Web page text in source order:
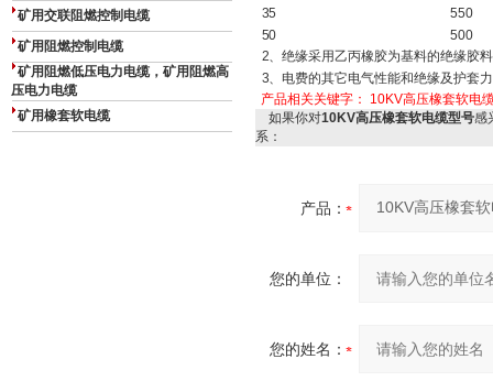
矿用交联阻燃控制电缆
矿用阻燃控制电缆
矿用阻燃低压电力电缆，矿用阻燃高
压电力电缆
矿用橡套软电缆
35
550
50
500
2、绝缘采用乙丙橡胶为基料的绝缘胶
3、电费的其它电气性能和绝缘及护套
产品相关关键字： 10KV高压橡套软电
如果你对10KV高压橡套软电缆型号感
系：
产品：
您的单位：
您的姓名：